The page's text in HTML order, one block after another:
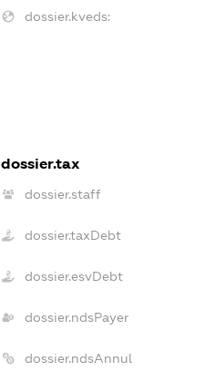
dossier.kveds:
dossier.tax
dossier.staff
dossier.taxDebt
dossier.esvDebt
dossier.ndsPayer
dossier.ndsAnnul